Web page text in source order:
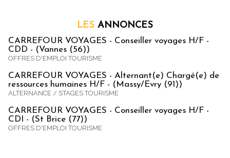
LES ANNONCES
CARREFOUR VOYAGES - Conseiller voyages H/F -
CDD - (Vannes (56))
OFFRES D'EMPLOI TOURISME
CARREFOUR VOYAGES - Alternant(e) Chargé(e) de
ressources humaines H/F - (Massy/Evry (91))
ALTERNANCE / STAGES TOURISME
CARREFOUR VOYAGES - Conseiller voyages H/F -
CDI - (St Brice (77))
OFFRES D'EMPLOI TOURISME